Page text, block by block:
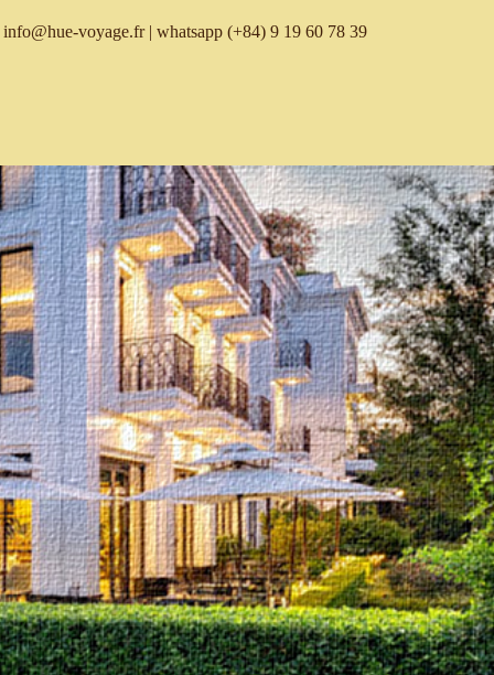
info@hue-voyage.fr| whatsapp (+84) 9 19 60 78 39